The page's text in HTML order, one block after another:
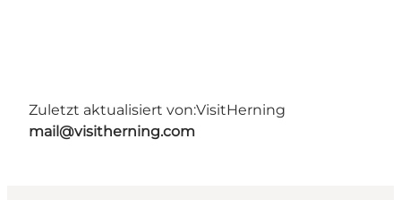
Zuletzt aktualisiert von:VisitHerning
mail@visitherning.com